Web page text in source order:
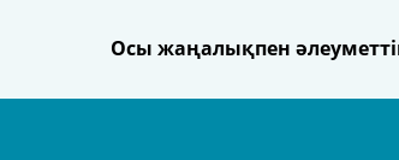
Осы жаңалықпен